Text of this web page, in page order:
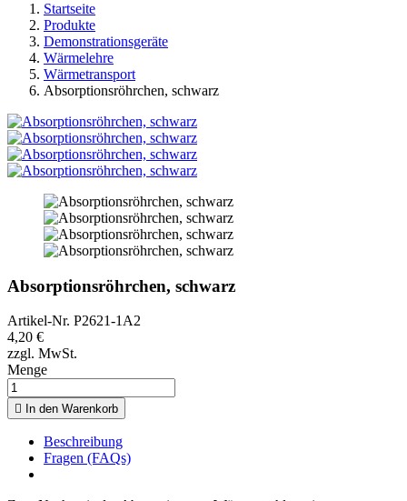
Startseite
Produkte
Demonstrationsgeräte
Wärmelehre
Wärmetransport
Absorptionsröhrchen, schwarz
Absorptionsröhrchen, schwarz
Artikel-Nr. P2621-1A2
4,20 €
zzgl. MwSt.
Menge
 In den Warenkorb
Beschreibung
Fragen (FAQs)